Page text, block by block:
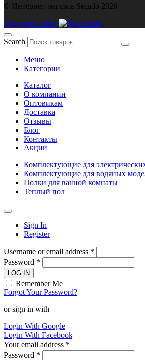
© Интернет-магазин Secado 2026
Создание сайта
Search
Меню
Категории
Каталог
О компании
Оптовикам
Доставка
Отзывы
Блог
Контакты
Акции
Комплектующие для
Комплектующие для водяных
Полки для ванной комнаты
Теплый пол
Sign In
Register
Username or email address *
Password *
LOG IN
Remember Me
Forgot Your Password?
or sign in with
Login With Google
Login With Facebook
Your email address *
Password *